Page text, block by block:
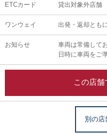
ETCカード 貸出対象外店舗
ワンウェイ 出発・返却とも
お知らせ
車両は常備して
日時に車両をご
この店舗
別の店